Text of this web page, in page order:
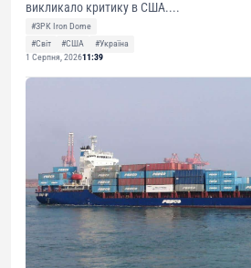
викликало критику в США....
#ЗРК Iron Dome
#Світ
#США
#Україна
1 Серпня, 202611:39